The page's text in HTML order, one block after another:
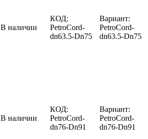
В наличии
КОД:
PetroCord-
dn63.5-Dn75
Вариант:
PetroCord-
dn63.5-Dn75
В наличии
КОД:
PetroCord-
dn76-Dn91
Вариант:
PetroCord-
dn76-Dn91